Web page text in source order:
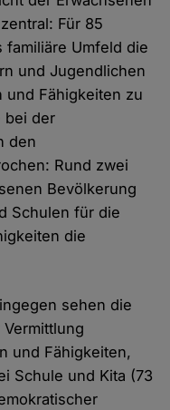
Für 85
familiäre Umfeld die
und Jugendlichen
und Fähigkeiten zu
bei der
den
Rund zwei
Bevölkerung
Schulen für die
die
sehen die
und Fähigkeiten,
Schule und Kita (73